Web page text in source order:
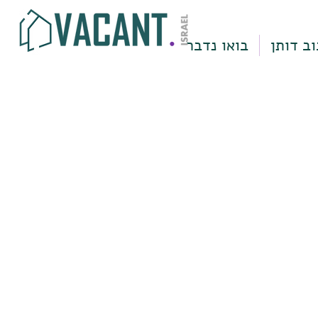
בואו נדבר דותן